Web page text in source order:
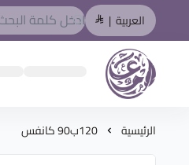
العربية |
المصمم العربي
الرئيسية 120ب90 كانفس